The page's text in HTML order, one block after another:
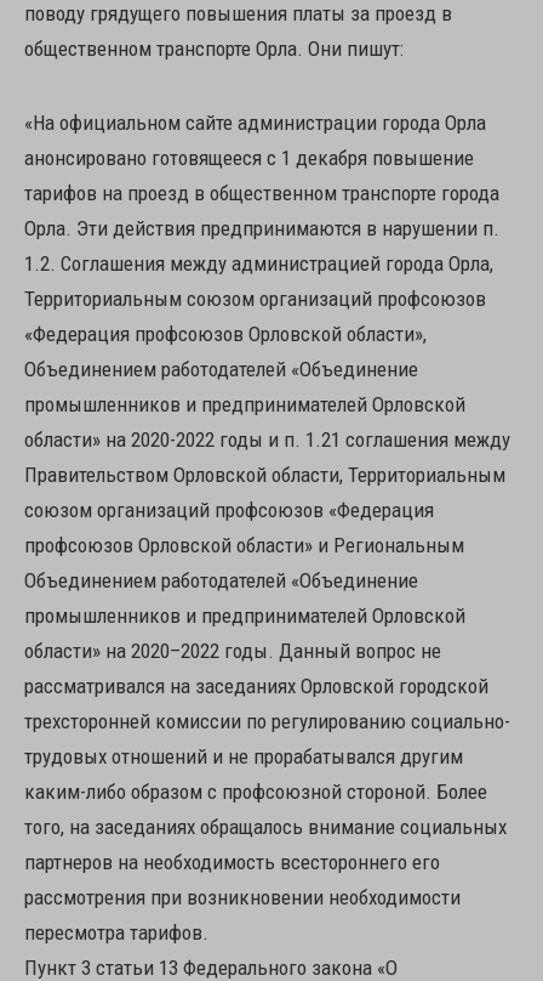
поводу грядущего повышения платы за проезд в
общественном транспорте Орла. Они пишут:
«На официальном сайте администрации города Орла
анонсировано готовящееся с 1 декабря повышение
тарифов на проезд в общественном транспорте города
Орла. Эти действия предпринимаются в нарушении п.
1.2. Соглашения между администрацией города Орла,
Территориальным союзом организаций профсоюзов
«Федерация профсоюзов Орловской области»,
Объединением работодателей «Объединение
промышленников и предпринимателей Орловской
области» на 2020-2022 годы и п. 1.21 соглашения между
Правительством Орловской области, Территориальным
союзом организаций профсоюзов «Федерация
профсоюзов Орловской области» и Региональным
Объединением работодателей «Объединение
промышленников и предпринимателей Орловской
области» на 2020–2022 годы. Данный вопрос не
рассматривался на заседаниях Орловской городской
трехсторонней комиссии по регулированию социально-
трудовых отношений и не прорабатывался другим
каким-либо образом с профсоюзной стороной. Более
того, на заседаниях обращалось внимание социальных
партнеров на необходимость всестороннего его
рассмотрения при возникновении необходимости
пересмотра тарифов.
Пункт 3 статьи 13 Федерального закона «О